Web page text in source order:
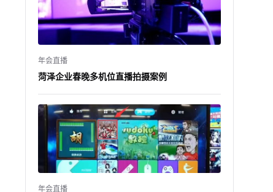
年会直播
菏泽企业春晚多机位直播拍摄案例
年会直播